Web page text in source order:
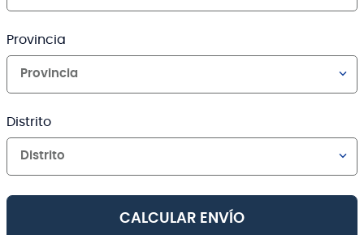
Provincia
Provincia
Distrito
Distrito
CALCULAR ENVÍO